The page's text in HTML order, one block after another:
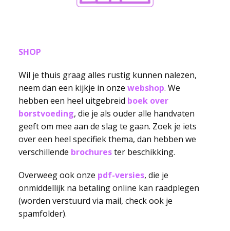
SHOP
Wil je thuis graag alles rustig kunnen nalezen,
neem dan een kijkje in onze webshop. We
hebben een heel uitgebreid boek over
borstvoeding, die je als ouder alle handvaten
geeft om mee aan de slag te gaan. Zoek je iets
over een heel specifiek thema, dan hebben we
verschillende brochurester beschikking.
Overweeg ook onze pdf-versies, die je
onmiddellijk na betaling online kan raadplegen
(worden verstuurd via mail, check ook je
spamfolder).